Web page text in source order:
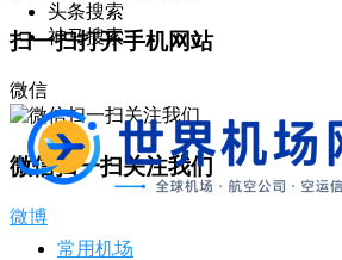
头条搜索
神马搜索
扫一扫打开手机网站
微信
微信扫一扫关注我们
微博
常用机场